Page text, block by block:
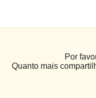
Por
Quanto mais